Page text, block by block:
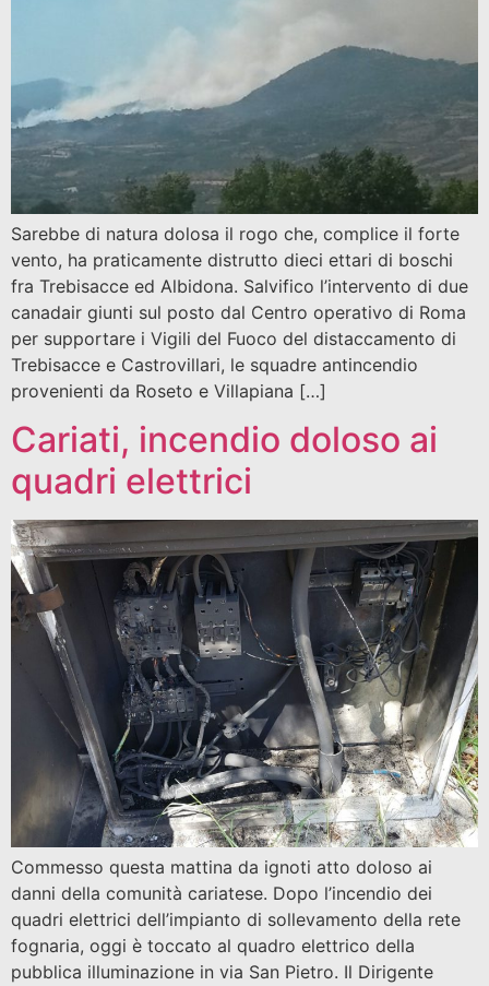
Sarebbe di natura dolosa il rogo che, complice il forte
vento, ha praticamente distrutto dieci ettari di boschi
fra Trebisacce ed Albidona. Salvifico l’intervento di due
canadair giunti sul posto dal Centro operativo di Roma
per supportare i Vigili del Fuoco del distaccamento di
Trebisacce e Castrovillari, le squadre antincendio
provenienti da Roseto e Villapiana […]
Cariati, incendio doloso ai
quadri elettrici
Commesso questa mattina da ignoti atto doloso ai
danni della comunità cariatese. Dopo l’incendio dei
quadri elettrici dell’impianto di sollevamento della rete
fognaria, oggi è toccato al quadro elettrico della
pubblica illuminazione in via San Pietro. Il Dirigente